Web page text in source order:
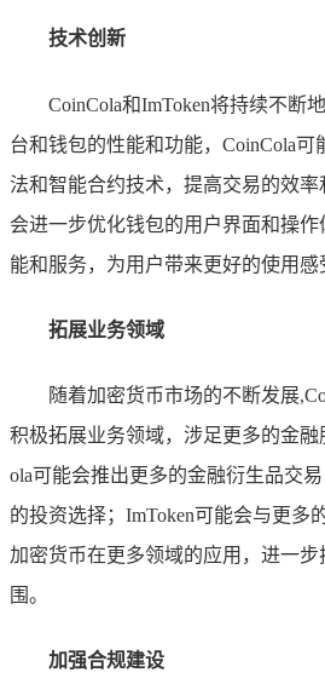
技术创新
CoinCola和ImToken将持续不断
台和钱包的性能和功能，CoinCola
法和智能合约技术，提高交易的效率
会进一步优化钱包的用户界面和操
能和服务，为用户带来更好的使用感
拓展业务领域
随着加密货币市场的不断发展
积极拓展业务领域，涉足更多的金融
ola可能会推出更多的金融衍生品交
的投资选择；ImToken可能会与更多
加密货币在更多领域的应用，进一
围。
加强合规建设